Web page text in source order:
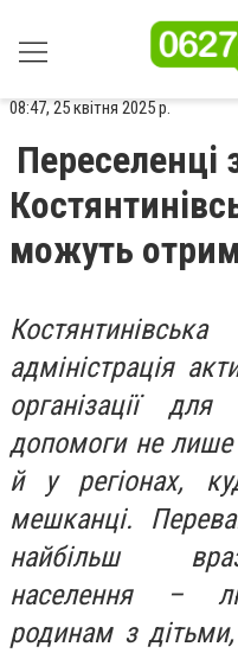
08:47, 25 квітня 2025 р.
Переселенці
можуть
адміністрація
організації для
допомоги не лише
й у регіонах,
мешканці.
найбільш
населення –
родинам з